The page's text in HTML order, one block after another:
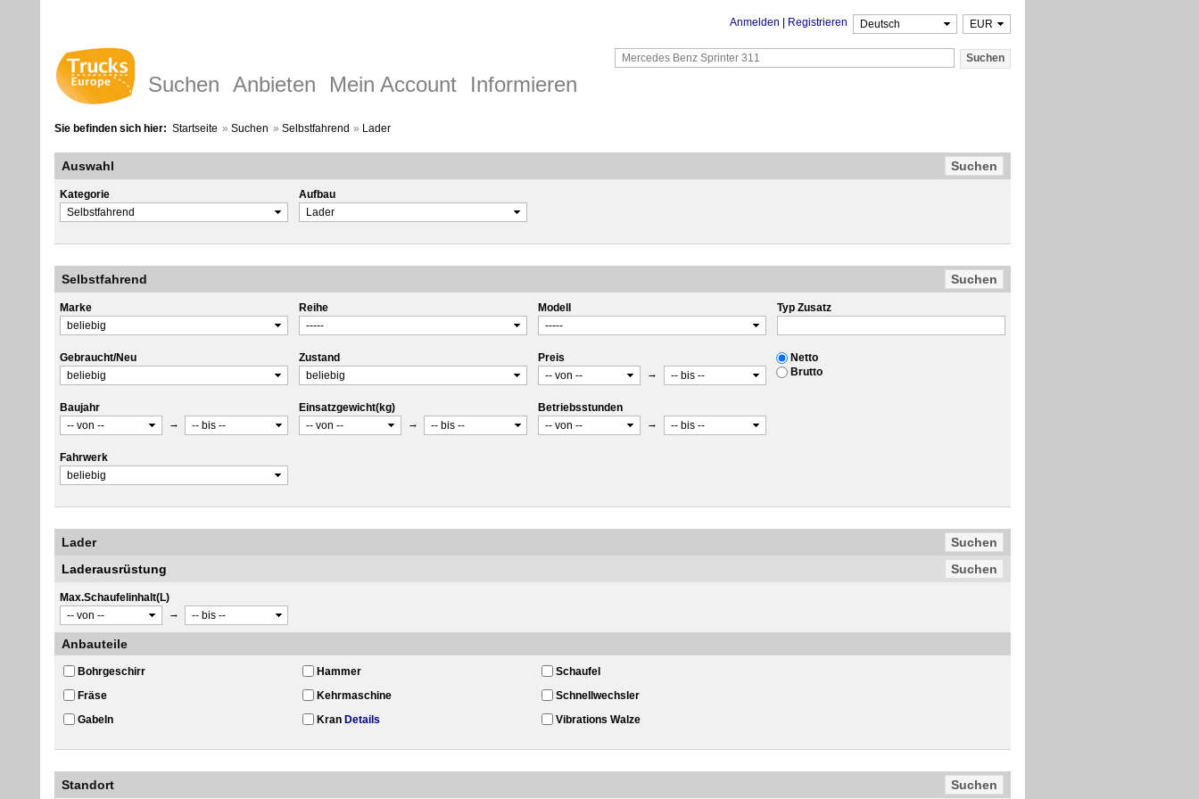
Anmelden Registrieren
Suchen Anbieten Mein Account Informieren
Sie befinden sich hier: Startseite » Suchen » Selbstfahrend » Lader
Auswahl
Kategorie Aufbau
Selbstfahrend
Marke Reihe Modell Typ Zusatz
Gebraucht/Neu Zustand
Preis
→
Netto
Brutto
Baujahr
→
Einsatzgewicht(kg)
→
Betriebsstunden
→
Fahrwerk
Lader
Laderausrüstung
Max.Schaufelinhalt(L)
→
Anbauteile
Bohrgeschirr
Fräse
Gabeln
Hammer
Kehrmaschine
Kran Details
Schaufel
Schnellwechsler
Vibrations Walze
Standort